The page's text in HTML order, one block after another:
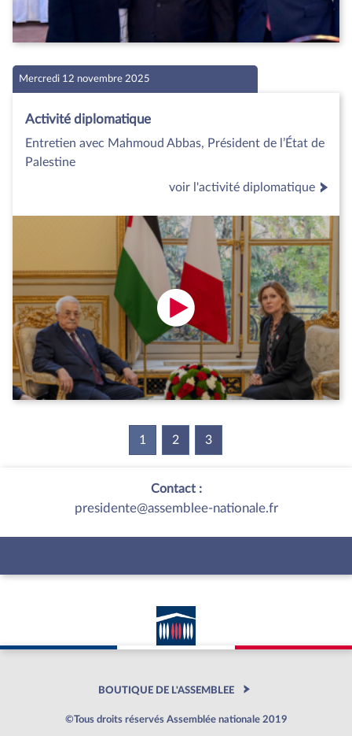
Mercredi 12 novembre 2025
Activité diplomatique
Entretien avec Mahmoud Abbas, Président de l’État de
Palestine
voir l'activité diplomatique
1 (current)
2 3
Contact :
presidente@assemblee-nationale.fr
BOUTIQUE DE L'ASSEMBLEE
©Tous droits réservés Assemblée nationale 2019